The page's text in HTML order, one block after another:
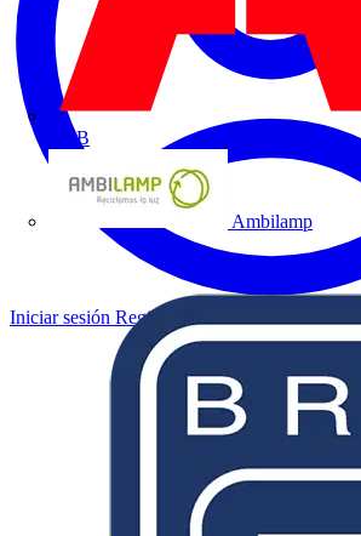
ABB
Ambilamp
Iniciar sesión Registrarse